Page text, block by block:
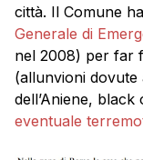
città. Il Comune
Generale di
nel 2008) per far
(allunvioni dovute
dell’Aniene,
eventuale